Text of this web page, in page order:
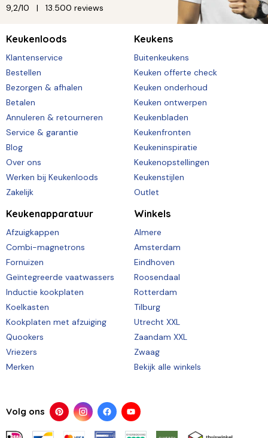
9,2/10 13.500 reviews
Keukenloods
Klantenservice
Bestellen
Bezorgen & afhalen
Betalen
Annuleren & retourneren
Service & garantie
Blog
Over ons
Werken bij Keukenloods
Zakelijk
Keukens
Buitenkeukens
Keuken offerte check
Keuken onderhoud
Keuken ontwerpen
Keukenbladen
Keukenfronten
Keukeninspiratie
Keukenopstellingen
Keukenstijlen
Outlet
Keukenapparatuur
Afzuigkappen
Combi-magnetrons
Fornuizen
Geïntegreerde vaatwassers
Inductie kookplaten
Koelkasten
Kookplaten met afzuiging
Quookers
Vriezers
Merken
Winkels
Almere
Amsterdam
Eindhoven
Roosendaal
Rotterdam
Tilburg
Utrecht XXL
Zaandam XXL
Zwaag
Bekijk alle winkels
Volg ons